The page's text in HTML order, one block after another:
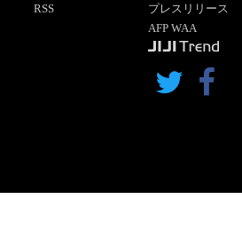
RSS
プレスリリース
AFP WAA